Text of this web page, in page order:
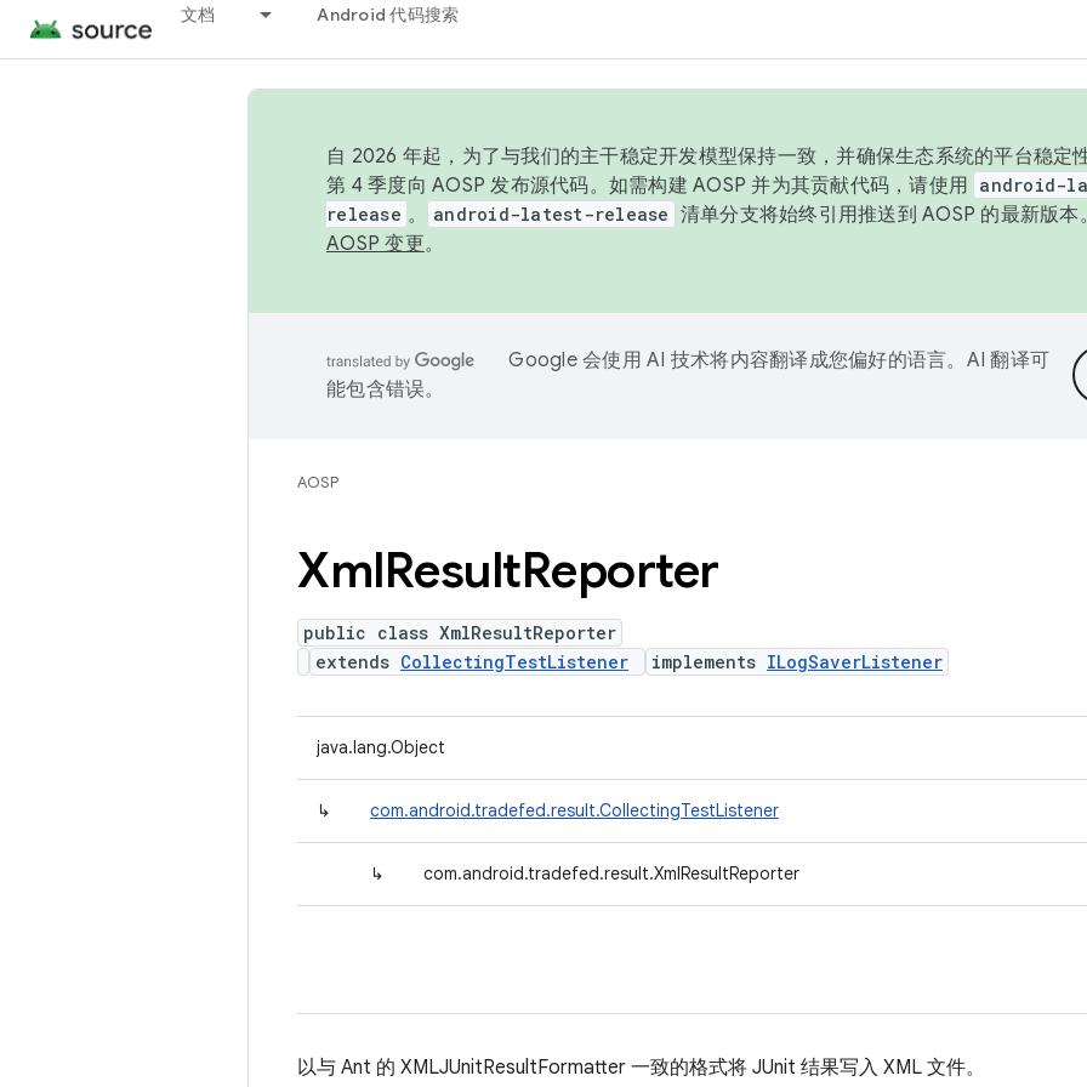
文档 Android 代码搜索
自 2026 年起，为了与我们的主干稳定开发模型保持一致，并确保生态系统的平台稳定
第 4 季度向 AOSP 发布源代码。如需构建 AOSP 并为其贡献代码，请使用 android-
release 。 android-latest-release 清单分支将始终引用推送到 AOSP 的最新版
AOSP 变更。
Google 会使用 AI 技术将内容翻译成您偏好的语言。AI 翻译可
能包含错误。
AOSP
XmlResultReporter
public class XmlResultReporter
extends CollectingTestListener implements ILogSaverListener
java.lang.Object
↳ com.android.tradefed.result.CollectingTestListener
↳ com.android.tradefed.result.XmlResultReporter
以与 Ant 的 XMLJUnitResultFormatter 一致的格式将 JUnit 结果写入 XML 文件。